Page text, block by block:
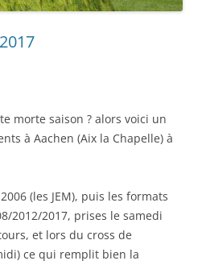
morte saison ? alors voici un
à Aachen (Aix la Chapelle) à
(les JEM), puis les formats
2012/2017, prises le samedi
et lors du cross de
ce qui remplit bien la